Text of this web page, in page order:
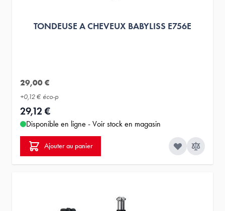
TONDEUSE A CHEVEUX BABYLISS E756E
29,00 €
+0,12 € éco-p
29,12 €
Disponible en ligne - Voir stock en magasin
Ajouter au panier